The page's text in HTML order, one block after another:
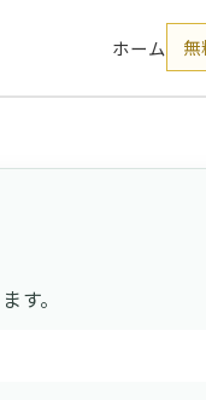
ホーム 無
す。